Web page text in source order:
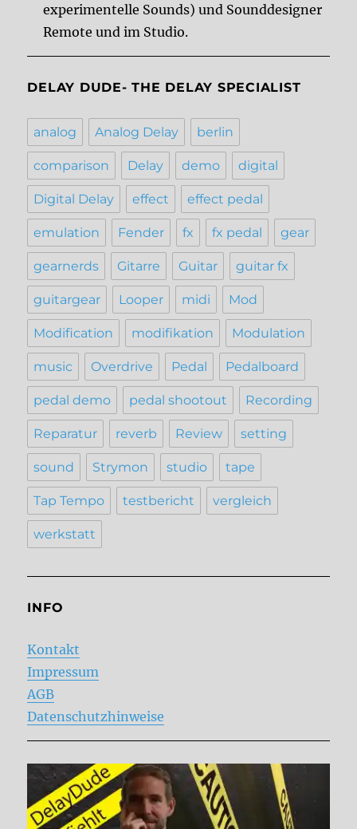
experimentelle Sounds) und Sounddesigner
Remote und im Studio.
DELAY DUDE- THE DELAY SPECIALIST
analog Analog Delay berlin
comparison Delay demo digital
Digital Delay effect effect pedal
emulation Fender fx fx pedal gear
gearnerds Gitarre Guitar guitar fx
guitargear Looper midi Mod
Modification modifikation Modulation
music Overdrive Pedal Pedalboard
pedal demo pedal shootout Recording
Reparatur reverb Review setting
sound Strymon studio tape
Tap Tempo testbericht vergleich
werkstatt
INFO
Kontakt
Impressum
AGB
Datenschutzhinweise